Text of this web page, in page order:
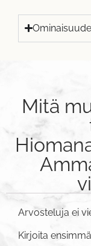
Mitä
Arvosteluja ei
Kirjoita